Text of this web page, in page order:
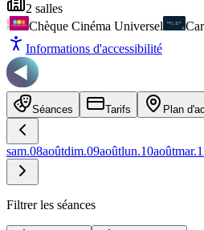
2 salles
Chèque Cinéma Universel
Informations d'accessibilité
Séances Tarifs Plan
sam.08aoûtdim.09aoûtlun.10aoûtmar.
Filtrer les séances